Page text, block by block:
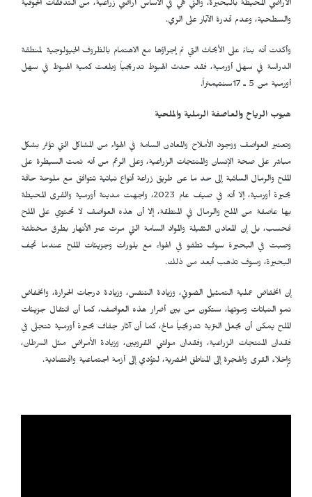
الأراضي المحيطة بالبحيرة، والتي هي في الأساس أراضي زراعية، من التدفقات الجوفية
والسطحية، وعدم قدرة الآبار على الري.
وأكدت أنه بناءً على الأبحاث التي تم إجراؤها مع الاهتمام بالظروف الجيولوجية لمنطقة
الدراسة في سهل أورمية، فقد حدث الهبوط تدريجياً وبلغت كمية الهبوط في سهل
أورمية من 5 ـ 17سنتيمتراً.
هبوب الرياح والعاصفة الرملية والملحية
وتعتبر العواصف ووجود الأملاح والمعادن السامة في الهواء من المشاكل التي تؤثر بشكل
مباشر على صحة الإنسان والمنتجات الزراعية، وعلى الرغم من أنه تمت السيطرة على
الملح والرمال السائبة إلى حد ما عن طريق زراعة أنواع نباتية تتوافق مع ملوحة حافة
بحيرة أورمية، إلا أنه في صيف عام 2023، واجهت مدينة أورمية والقرى المحيطة
بها عاصفة من الملح والرمال في المنطقة، إلا أن هذه العواصف لا تحتوي على الملح
فحسب، بل إن المعادن الثقيلة والمواد السامة التي مرت عبر الأنهار بطرق مختلفة
وصبت في البحيرة سوف تطفو في الهواء مع بلورات وجزيئات الملح عندما تجف
البحيرة، وسوف تذهب أبعد من ذلك.
إن انخفاض عملية التمثيل الضوئي، وزيادة التنفس، وزيادة درجات الحرارة، وانخفاض
نمو النباتات وموتها، ستكون من بين أضرار هذه العواصف، كما أن انتقال جزيئات
الملح يمكن أن يجعل التربة تدريجياً مالح، كما أن آثار جفاف بحيرة أورمية تتجلى في
فقدان المنتجات الزراعية، وفقدان مواشي القرويين، وزيادة الأمراض مثل السرطان،
وإخلاء القرى والهجرة إلى المناطق الحضرية، لتؤدي إلى أزمة اجتماعية واقتصادية.